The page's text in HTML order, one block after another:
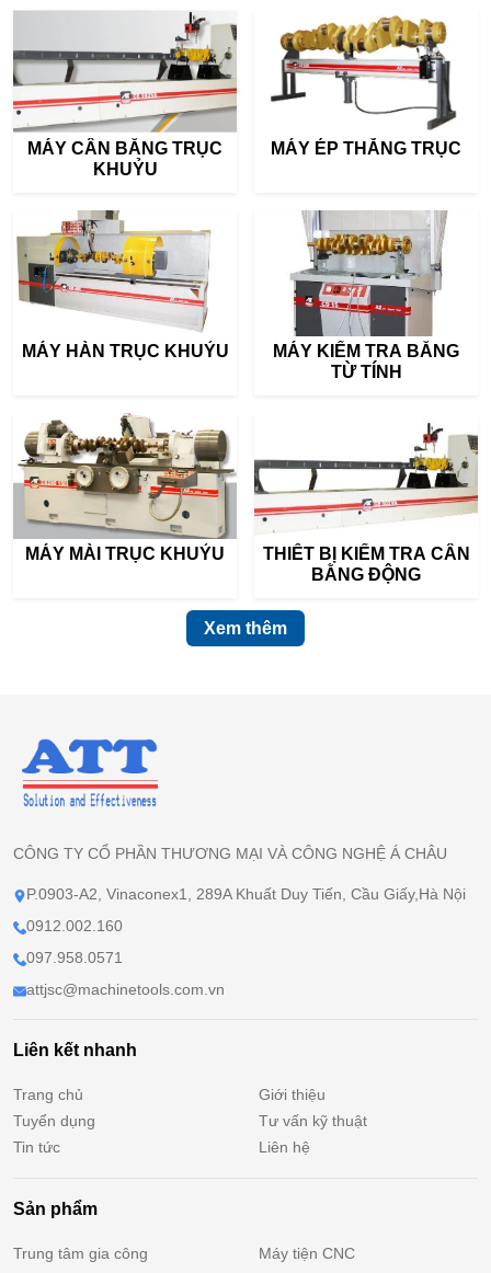
MÁY CÂN BẰNG TRỤC
KHUỶU
MÁY ÉP THẲNG TRỤC
MÁY HÀN TRỤC KHUỶU
MÁY KIỂM TRA BẰNG
TỪ TÍNH
MÁY MÀI TRỤC KHUỶU
THIẾT BỊ KIỂM TRA CÂN
BẰNG ĐỘNG
Xem thêm
CÔNG TY CỔ PHẦN THƯƠNG MẠI VÀ CÔNG NGHỆ Á CHÂU
P.0903-A2, Vinaconex1, 289A Khuất Duy Tiến, Cầu Giấy,Hà Nội
0912.002.160
097.958.0571
attjsc@machinetools.com.vn
Liên kết nhanh
Trang chủ
Giới thiệu
Tuyển dụng
Tư vấn kỹ thuật
Tin tức
Liên hệ
Sản phẩm
Trung tâm gia công
Máy tiện CNC